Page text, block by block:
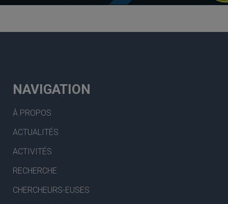
NAVIGATION
À PROPOS
ACTUALITÉS
ACTIVITÉS
RECHERCHE
CHERCHEURS-EUSES